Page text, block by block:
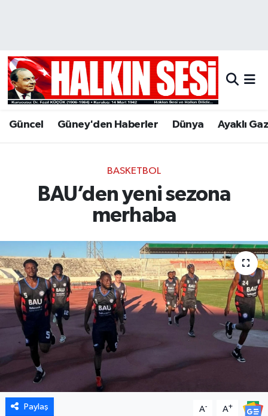
Güncel Güney'den Haberler Dünya Ayaklı
BASKETBOL
BAU’den yeni sezona
merhaba
Paylaş A- A+
Hava Durumu
Trafik Durumu
Son Dakika Haberleri